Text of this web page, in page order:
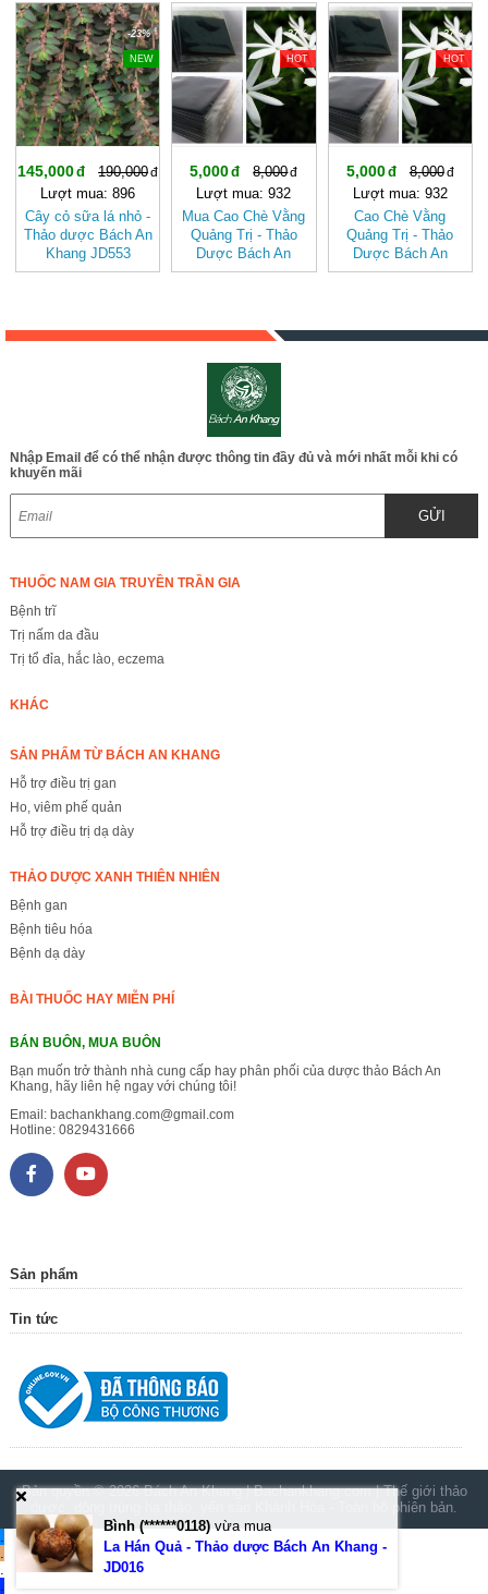
-23%
NEW
145,000
190,000
Lượt mua: 896
Cây cỏ sữa lá nhỏ -
Thảo dược Bách An
Khang JD553
-37%
HOT
5,000
8,000
Lượt mua: 932
Mua Cao Chè Vằng
Quảng Trị - Thảo
Dược Bách An
Khang - JD101 v2
-37%
HOT
5,000
8,000
Lượt mua: 932
Cao Chè Vằng
Quảng Trị - Thảo
Dược Bách An
Khang - JD101
Nhập Email để có thể nhận được thông tin đầy đủ và mới nhất mỗi khi có
khuyến mãi
GỬI
THUỐC NAM GIA TRUYỀN TRẦN GIA
Bệnh trĩ
Trị nấm da đầu
Trị tổ đỉa, hắc lào, eczema
KHÁC
SẢN PHẨM TỪ BÁCH AN KHANG
Hỗ trợ điều trị gan
Ho, viêm phế quản
Hỗ trợ điều trị dạ dày
THẢO DƯỢC XANH THIÊN NHIÊN
Bệnh gan
Bệnh tiêu hóa
Bệnh dạ dày
BÀI THUỐC HAY MIỄN PHÍ
BÁN BUÔN, MUA BUÔN
Bạn muốn trở thành nhà cung cấp hay phân phối của dược thảo Bách An
Khang, hãy liên hệ ngay với chúng tôi!
Email: bachankhang.com@gmail.com
Hotline: 0829431666
Sản phẩm
Tin tức
Bản quyền © 2026Bách An Khang | Bachankhang.com | Thế giới thảo
- Toàn bộ phiên bản.
.
.
.
.
Bình (******0118) vừa mua
La Hán Quả - Thảo dược Bách An Khang -
JD016